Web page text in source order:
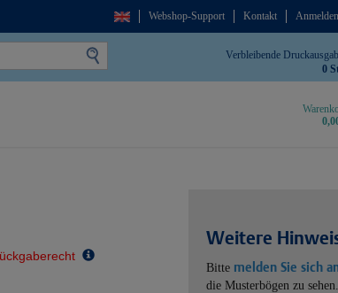
Webshop-Support Kontakt
Verbleibende
0
Weitere
Bitte melden Sie sich
die Musterbögen zu sehen.